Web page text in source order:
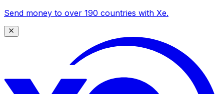
Send money to over 190 countries with Xe.